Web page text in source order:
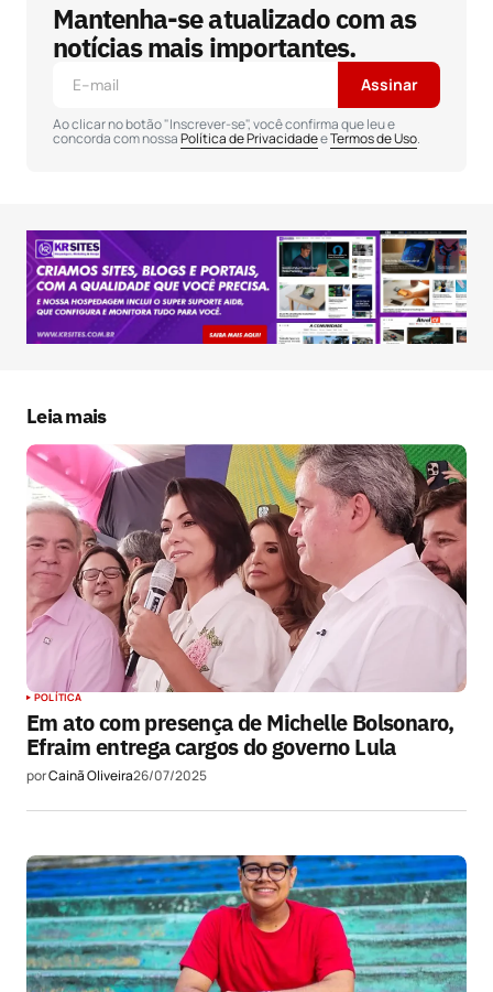
O seu endereço de e-mail não será publicado.
Campos obrigatórios são marcados com
Seu nome
Seu e-mail*
Submit Comment
Mantenha-se atualizado com as
notícias mais importantes.
Assinar
Ao clicar no botão "Inscrever-se", você confirma que leu e
concorda com nossaPolítica de PrivacidadeeTermos de Uso.
Leia mais
POLÍTICA
Em ato com presença de Michelle Bolsonaro,
Efraim entrega cargos do governo Lula
porCainã Oliveira26/07/2025